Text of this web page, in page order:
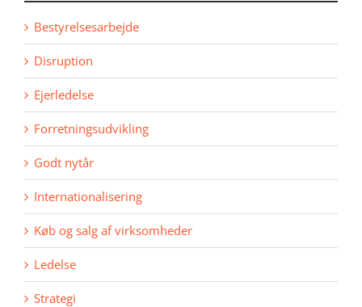
Bestyrelsesarbejde
Disruption
Ejerledelse
Forretningsudvikling
Godt nytår
Internationalisering
Køb og salg af virksomheder
Ledelse
Strategi